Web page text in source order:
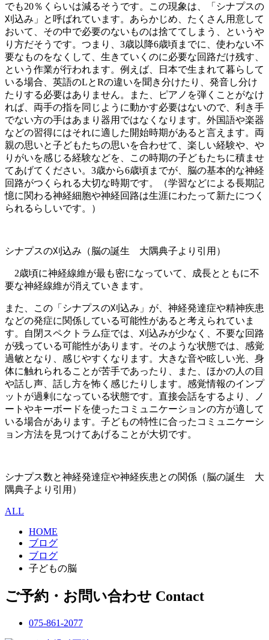
でも20％くらいは減るそうです。この現象は、「シナプスの
刈込み」と呼ばれています。あらかじめ、たくさん用意して
おいて、その中で必要のないものは捨ててしまう、というや
り方だそうです。つまり、3歳以降6歳頃までに、使わない不
要なものをなくして、生きていくのに必要な回路だけ残す、
という作業が行われます。例えば、日本で生まれて暮らして
いる場合、英語のLとRの違いを聞き分けたり、発音し分け
たりする必要はありません。また、ピアノを弾くことがなけ
れば、両手の指を同じように動かす必要はないので、利き手
でない方の手はあまり器用ではなくなります。外国語や楽器
などの習得にはそれに適した開始時期があると言えます。両
親の思いと子どもたちの思いを合わせて、楽しい経験や、や
りがいを感じる経験などを、この時期の子どもたちに積ませ
てあげてください。3歳から6歳頃までが、脳の基本的な神経
回路がつくられる大切な時期です。（学習などによる長期記
憶に関わる神経細胞や神経回路は生涯にわたって新たにつく
られるらしいです。）
シナプスの刈込み（脳の誕生 大隅典子より引用）
2歳頃に神経線維が最も密になっていて、成長とともに不
要な神経線維が消えていきます。
また、この「シナプスの刈込み」が、神経発達症や精神疾患
などの発症に関係している可能性があると考えられていま
す。自閉スペクトラム症では、刈込みが少なく、不要な回路
が残っている可能性があります。そのような状態では、感覚
過敏となり、感じやすくなります。大きな音や眩しい光、身
体に触れられることが苦手であったり、また、ほかの人の目
や話し声、話し方を怖く感じたりします。感覚情報のインプ
ットが過剰になっている状態です。直接会話をするより、ノ
ートやキーボードを使ったコミュニケーションの方が適して
いる場合があります。子どもの特性に合ったコミュニケーシ
ョン方法を見つけてあげることが大切です。
シナプス数と神経発達症や神経疾患との関係（脳の誕生 大
隅典子より引用）
ALL
HOME
ブログ
ブログ
子どもの脳
ご予約・お問い合わせ Contact
075-861-2077